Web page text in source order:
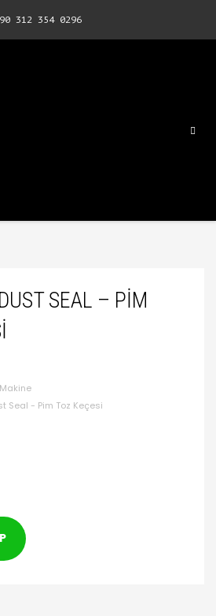
312 354 0296
SEAL – PIM
Seal - Pim Toz Keçesi